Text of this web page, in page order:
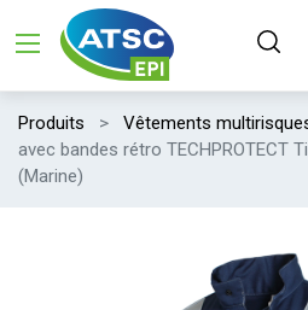
Produits Vêtements
avec bandes rétro TECHPROTECT
(Marine)